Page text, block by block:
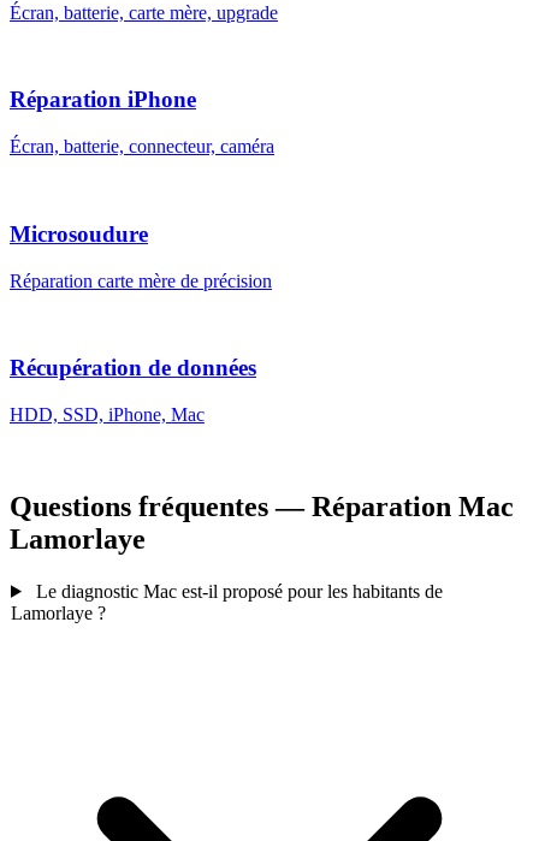
Écran, batterie, carte mère, upgrade
Réparation iPhone
Écran, batterie, connecteur, caméra
Microsoudure
Réparation carte mère de précision
Récupération de données
HDD, SSD, iPhone, Mac
Questions fréquentes — Réparation Mac
Lamorlaye
Le diagnostic Mac est-il proposé pour les habitants de
Lamorlaye ?